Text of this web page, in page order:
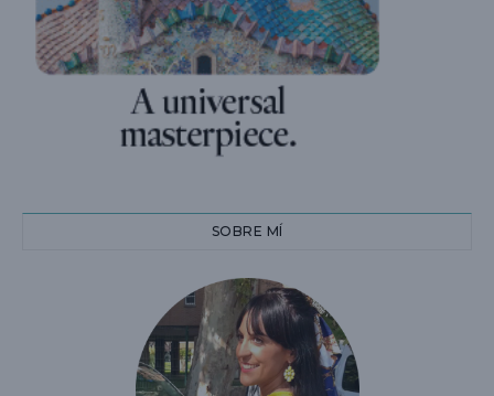
SOBRE MÍ